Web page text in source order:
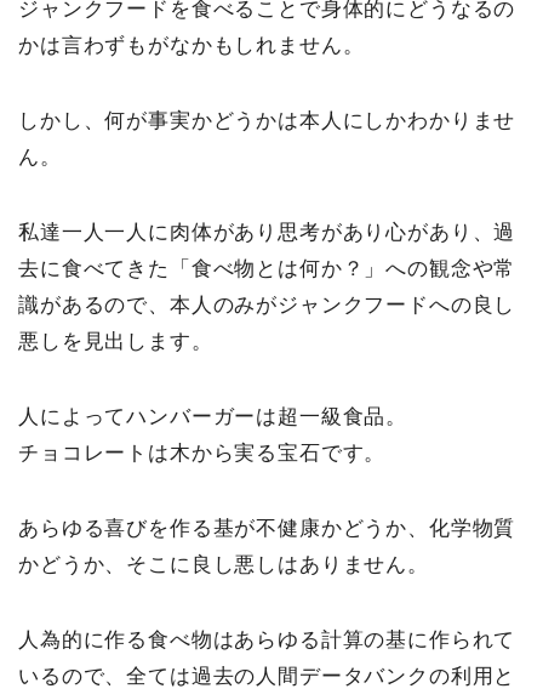
ジャンクフードを食べることで身体的にどうなるの
かは言わずもがなかもしれません。
しかし、何が事実かどうかは本人にしかわかりませ
ん。
私達一人一人に肉体があり思考があり心があり、過
去に食べてきた「食べ物とは何か？」への観念や常
識があるので、本人のみがジャンクフードへの良し
悪しを見出します。
人によってハンバーガーは超一級食品。
チョコレートは木から実る宝石です。
あらゆる喜びを作る基が不健康かどうか、化学物質
かどうか、そこに良し悪しはありません。
人為的に作る食べ物はあらゆる計算の基に作られて
いるので、全ては過去の人間データバンクの利用と